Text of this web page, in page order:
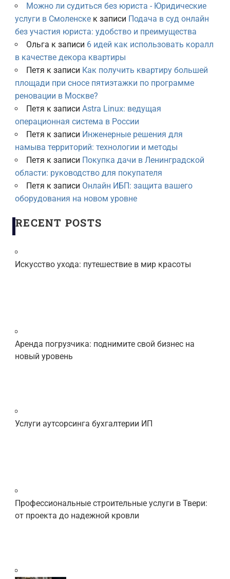
Можно ли судиться без юриста - Юридические
услуги в Смоленскек записи Подача в суд онлайн
без участия юриста: удобство и преимущества
Ольга к записи 6 идей как использовать коралл
в качестве декора квартиры
Петя к записи Как получить квартиру большей
площади при сносе пятиэтажки по программе
реновации в Москве?
Петя к записи Astra Linux: ведущая
операционная система в России
Петя к записи Инженерные решения для
намыва территорий: технологии и методы
Петя к записи Покупка дачи в Ленинградской
области: руководство для покупателя
Петя к записи Онлайн ИБП: защита вашего
оборудования на новом уровне
RECENT POSTS
Искусство ухода: путешествие в мир красоты
Аренда погрузчика: поднимите свой бизнес на
новый уровень
Услуги аутсорсинга бухгалтерии ИП
Профессиональные строительные услуги в Твери:
от проекта до надежной кровли